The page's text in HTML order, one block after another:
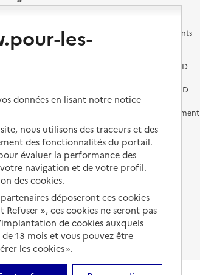
familial
de logement
Les différents établissements
médicalisés
Préparer l'entrée en EHPAD
Aides financières en EHPAD
Prévention, accompagnement
Comprendre les prix en
EHPAD
Fin de vie en EHPAD
les-
données en lisant notre notice
nous utilisons des traceurs et des
des fonctionnalités du portail.
évaluer la performance des
navigation et de votre profil.
des cookies.
déposeront ces cookies
», ces cookies ne seront pas
de cookies auxquels
13 mois et vous pouvez être
les cookies ».